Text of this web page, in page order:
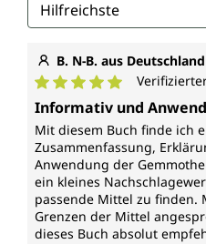
B. N-B. aus Deutschland
Durchschnittliche
Informativ und
Mit diesem Buch finde ich
Zusammenfassung,
Anwendung der
ein kleines
passende Mittel zu finden.
Grenzen der Mittel
dieses Buch absolut